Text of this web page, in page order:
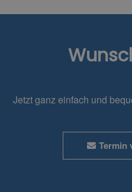
Jetzt ganz einfach und
Termin